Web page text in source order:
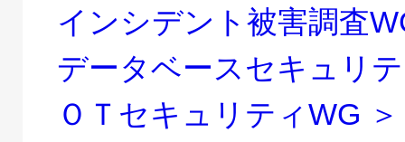
インシデント被害調査
データベースセキュリ
ＯＴセキュリティWG